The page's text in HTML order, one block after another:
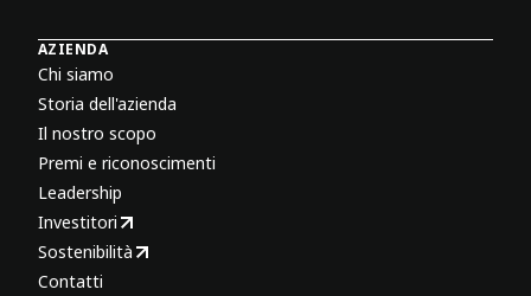
AZIENDA
Chi siamo
Storia dell'azienda
Il nostro scopo
Premi e riconoscimenti
Leadership
Investitori
Sostenibilità
Contatti